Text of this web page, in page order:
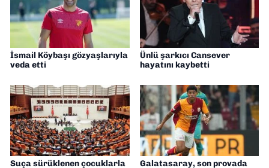
İsmail Köybaşı gözyaşlarıyla
veda etti
Ünlü şarkıcı Cansever
hayatını kaybetti
Suça sürüklenen çocuklarla
Galatasaray, son provada